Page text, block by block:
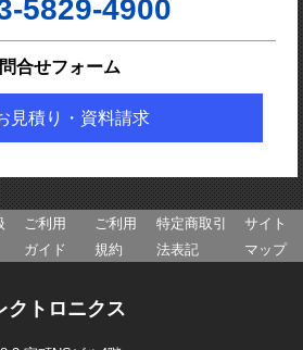
5829-4900
問合せフォーム
見積り・資料請求
ご利用
ガイド
ご利用
規約
特定商取引
法表記
サイト
マップ
クトロニクス